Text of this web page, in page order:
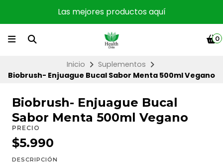
Las mejores productos aquí
0
Inicio
Suplementos
Biobrush- Enjuague Bucal Sabor Menta 500ml Vegano
Biobrush- Enjuague Bucal
Sabor Menta 500ml Vegano
PRECIO
$5.990
DESCRIPCIÓN